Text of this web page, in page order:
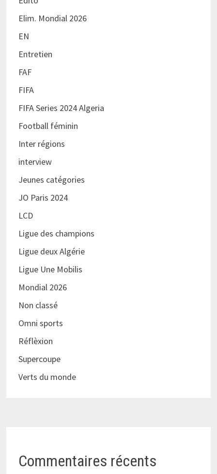
Elim. Mondial 2026
EN
Entretien
FAF
FIFA
FIFA Series 2024 Algeria
Football féminin
Inter régions
interview
Jeunes catégories
JO Paris 2024
LCD
Ligue des champions
Ligue deux Algérie
Ligue Une Mobilis
Mondial 2026
Non classé
Omni sports
Réflèxion
Supercoupe
Verts du monde
Commentaires récents